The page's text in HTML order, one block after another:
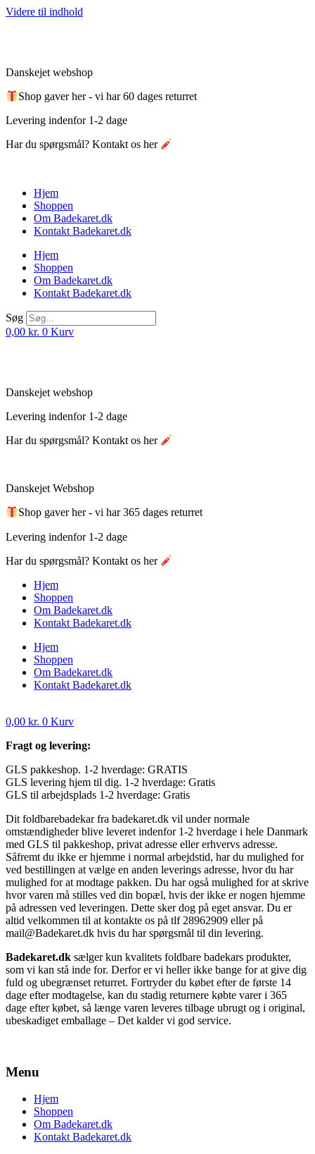
Videre til indhold
Danskejet webshop
Shop gaver her - vi har 60 dages returret
Levering indenfor 1-2 dage
Har du spørgsmål? Kontakt os her
Hjem
Shoppen
Om Badekaret.dk
Kontakt Badekaret.dk
Hjem
Shoppen
Om Badekaret.dk
Kontakt Badekaret.dk
Søg
0,00 kr. 0 Kurv
Danskejet webshop
Levering indenfor 1-2 dage
Har du spørgsmål? Kontakt os her
Danskejet Webshop
Shop gaver her - vi har 365 dages returret
Levering indenfor 1-2 dage
Har du spørgsmål? Kontakt os her
Hjem
Shoppen
Om Badekaret.dk
Kontakt Badekaret.dk
Hjem
Shoppen
Om Badekaret.dk
Kontakt Badekaret.dk
0,00 kr. 0 Kurv
Fragt og levering:
GLS pakkeshop. 1-2 hverdage: GRATIS
GLS levering hjem til dig. 1-2 hverdage: Gratis
GLS til arbejdsplads 1-2 hverdage: Gratis
Dit foldbarebadekar fra badekaret.dk vil under normale
omstændigheder blive leveret indenfor 1-2 hverdage i hele Danmark
med GLS til pakkeshop, privat adresse eller erhvervs adresse.
Såfremt du ikke er hjemme i normal arbejdstid, har du mulighed for
ved bestillingen at vælge en anden leverings adresse, hvor du har
mulighed for at modtage pakken. Du har også mulighed for at skrive
hvor varen må stilles ved din bopæl, hvis der ikke er nogen hjemme
på adressen ved leveringen. Dette sker dog på eget ansvar. Du er
altid velkommen til at kontakte os på tlf 28962909 eller på
mail@Badekaret.dk hvis du har spørgsmål til din levering.
Badekaret.dk sælger kun kvalitets foldbare badekars produkter,
som vi kan stå inde for. Derfor er vi heller ikke bange for at give dig
fuld og ubegrænset returret. Fortryder du købet efter de første 14
dage efter modtagelse, kan du stadig returnere købte varer i 365
dage efter købet, så længe varen leveres tilbage ubrugt og i original,
ubeskadiget emballage – Det kalder vi god service.
Menu
Hjem
Shoppen
Om Badekaret.dk
Kontakt Badekaret.dk